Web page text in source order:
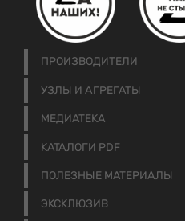
ПРОИЗВОДИТЕЛИ
УЗЛЫ И АГРЕГАТЫ
МЕДИАТЕКА
КАТАЛОГИ PDF
ПОЛЕЗНЫЕ МАТЕРИАЛЫ
ЭКСКЛЮЗИВ